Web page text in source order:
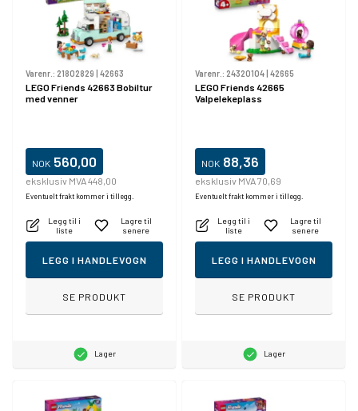
Varenr.: 21802829 42663
LEGO Friends 42663 Bobiltur
med venner
NOK 560,00
eksklusiv MVA 448,00
Eventuelt frakt kommer i tillegg.
Legg til i
liste
Lagre til
senere
LEGG I HANDLEVOGN
SE PRODUKT
Lager
Varenr.: 24320104 42665
LEGO Friends 42665
Valpelekeplass
NOK 88,36
eksklusiv MVA 70,69
Eventuelt frakt kommer i tillegg.
Legg til i
liste
Lagre til
senere
LEGG I HANDLEVOGN
SE PRODUKT
Lager